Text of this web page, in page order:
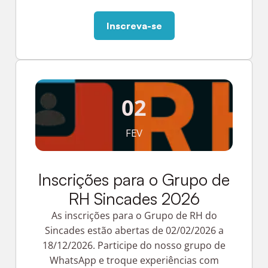
Inscreva-se
02
FEV
Inscrições para o Grupo de
RH Sincades 2026
As inscrições para o Grupo de RH do
Sincades estão abertas de 02/02/2026 a
18/12/2026. Participe do nosso grupo de
WhatsApp e troque experiências com